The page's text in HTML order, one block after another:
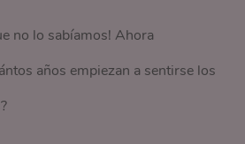
no lo sabíamos! Ahora
años empiezan a sentirse los